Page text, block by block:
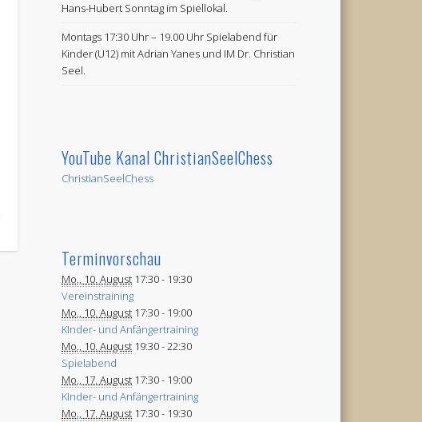
Hans-Hubert Sonntag im Spiellokal.
Montags 17:30 Uhr – 19.00 Uhr Spielabend für
Kinder (U12) mit Adrian Yanes und IM Dr. Christian
Seel.
YouTube Kanal ChristianSeelChess
ChristianSeelChess
Terminvorschau
Mo., 10. August 17:30 - 19:30
Vereinstraining
Mo., 10. August 17:30 - 19:00
KInder- und Anfängertraining
Mo., 10. August 19:30 -22:30
Spielabend
Mo., 17. August 17:30 - 19:00
KInder- und Anfängertraining
Mo., 17. August 17:30 - 19:30